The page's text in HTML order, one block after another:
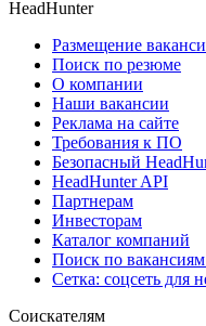
HeadHunter
Размещение
Поиск по резюме
О компании
Наши вакансии
Реклама на сайте
Требования к ПО
Безопасный
HeadHunter API
Партнерам
Инвесторам
Каталог компаний
Поиск по
Сетка: соцсеть для
Соискателям